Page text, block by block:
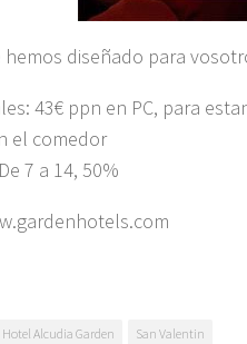
diseñado para
43€ ppn en PC, para
el comedor
7 a 14, 50%
Hotel Alcudia Garden San Valentin